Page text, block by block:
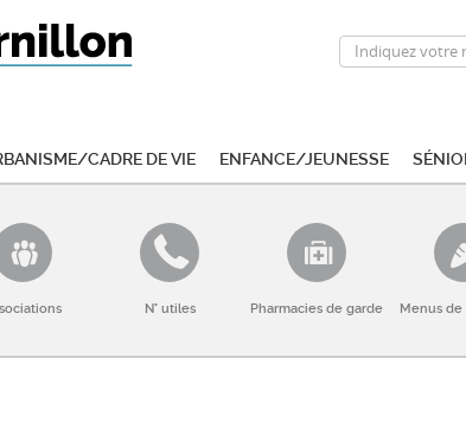
Cadre de vie Enfance/Jeunesse
N° utiles Pharmacies de garde Menus